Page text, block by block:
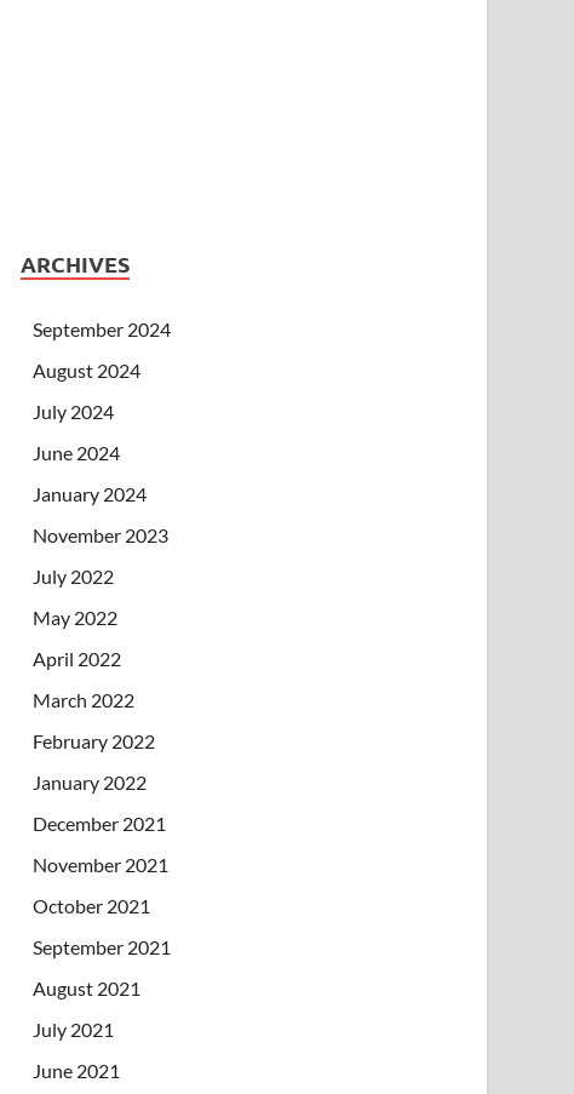
ARCHIVES
September 2024
August 2024
July 2024
June 2024
January 2024
November 2023
July 2022
May 2022
April 2022
March 2022
February 2022
January 2022
December 2021
November 2021
October 2021
September 2021
August 2021
July 2021
June 2021